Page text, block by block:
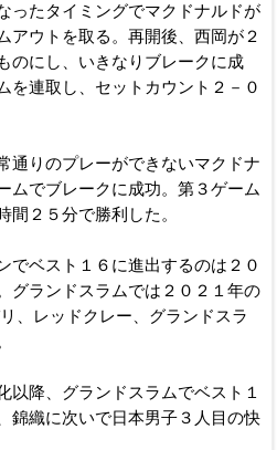
ったタイミングでマクドナルドが
アウトを取る。再開後、西岡が２
のにし、いきなりブレークに成
を連取し、セットカウント２－０
通りのプレーができないマクドナ
ムでブレークに成功。第３ゲーム
間２５分で勝利した。
でベスト１６に進出するのは２０
グランドスラムでは２０２１年の
、レッドクレー、グランドスラ
以降、グランドスラムでベスト１
、錦織に次いで日本男子３人目の快